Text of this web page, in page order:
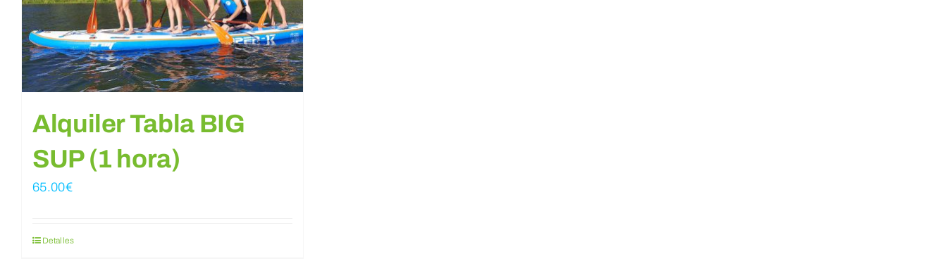
Alquiler Tabla BIG
SUP (1 hora)
65.00€
Detalles